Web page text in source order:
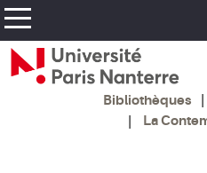
Bibliothèques
La